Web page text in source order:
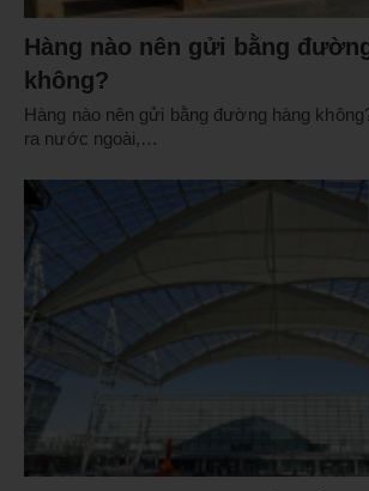
Hàng nào nên gửi bằng
không?
Hàng nào nên gửi bằng đường hàng
ra nước ngoài,…